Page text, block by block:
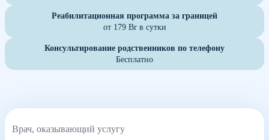
Реабилитационная программа за границей
от 179 Br в сутки
Консультирование родственников по телефону
Бесплатно
Врач, оказывающий услугу